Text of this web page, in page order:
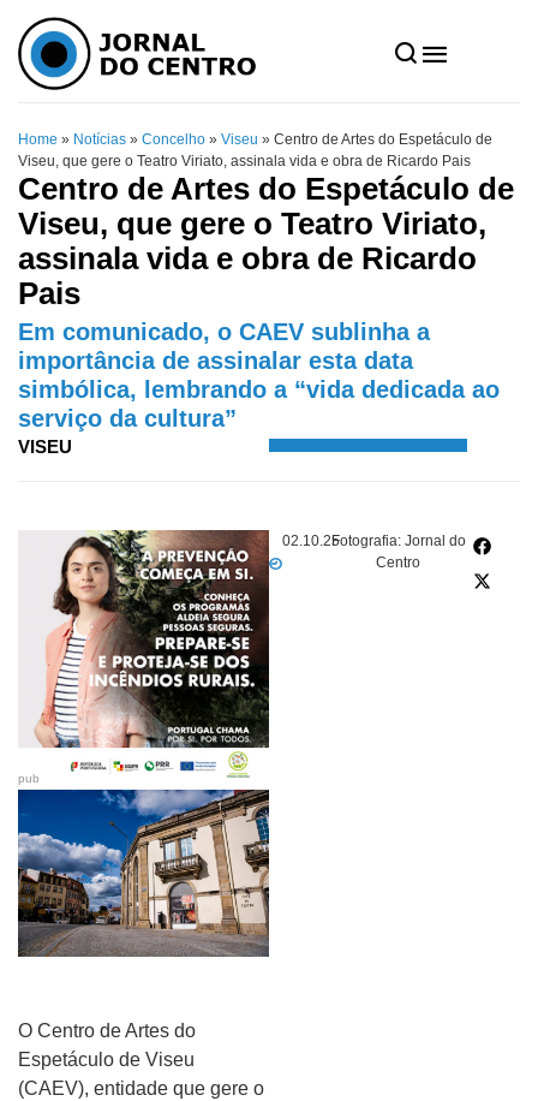
Home » Notícias » Concelho » Viseu » Centro de Artes do Espetáculo de
Viseu, que gere o Teatro Viriato, assinala vida e obra de Ricardo Pais
Centro de Artes do Espetáculo de
Viseu, que gere o Teatro Viriato,
assinala vida e obra de Ricardo
Pais
Em comunicado, o CAEV sublinha a
importância de assinalar esta data
simbólica, lembrando a “vida dedicada ao
serviço da cultura”
VISEU
02.10.25Fotografia: Jornal do
Centro
pub
O Centro de Artes do
Espetáculo de Viseu
(CAEV), entidade que gere o